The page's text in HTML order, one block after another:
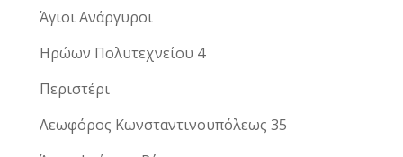
Άγιοι Ανάργυροι
Ηρώων Πολυτεχνείου 4
Περιστέρι
Λεωφόρος Κωνσταντινουπόλεως 35